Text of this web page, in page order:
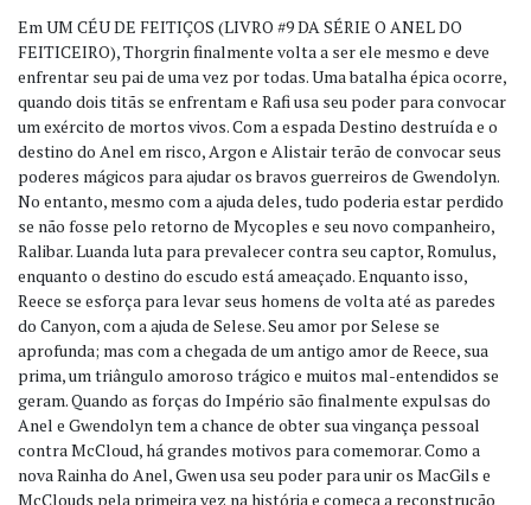
Em UM CÉU DE FEITIÇOS (LIVRO #9 DA SÉRIE O ANEL DO
FEITICEIRO), Thorgrin finalmente volta a ser ele mesmo e deve
enfrentar seu pai de uma vez por todas. Uma batalha épica ocorre,
quando dois titãs se enfrentam e Rafi usa seu poder para convocar
um exército de mortos vivos. Com a espada Destino destruída e o
destino do Anel em risco, Argon e Alistair terão de convocar seus
poderes mágicos para ajudar os bravos guerreiros de Gwendolyn.
No entanto, mesmo com a ajuda deles, tudo poderia estar perdido
se não fosse pelo retorno de Mycoples e seu novo companheiro,
Ralibar. Luanda luta para prevalecer contra seu captor, Romulus,
enquanto o destino do escudo está ameaçado. Enquanto isso,
Reece se esforça para levar seus homens de volta até as paredes
do Canyon, com a ajuda de Selese. Seu amor por Selese se
aprofunda; mas com a chegada de um antigo amor de Reece, sua
prima, um triângulo amoroso trágico e muitos mal-entendidos se
geram. Quando as forças do Império são finalmente expulsas do
Anel e Gwendolyn tem a chance de obter sua vingança pessoal
contra McCloud, há grandes motivos para comemorar. Como a
nova Rainha do Anel, Gwen usa seu poder para unir os MacGils e
McClouds pela primeira vez na história e começa a reconstrução